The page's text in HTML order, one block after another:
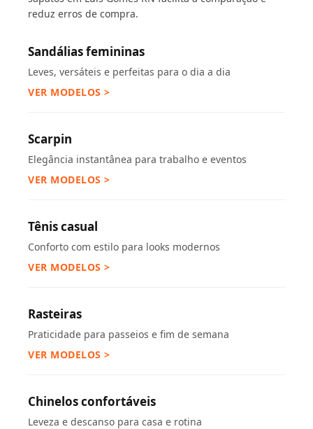
reduz erros de compra.
Sandálias femininas
Leves, versáteis e perfeitas para o dia a dia
VER MODELOS >
Scarpin
Elegância instantânea para trabalho e eventos
VER MODELOS >
Tênis casual
Conforto com estilo para looks modernos
VER MODELOS >
Rasteiras
Praticidade para passeios e fim de semana
VER MODELOS >
Chinelos confortáveis
Leveza e descanso para casa e rotina